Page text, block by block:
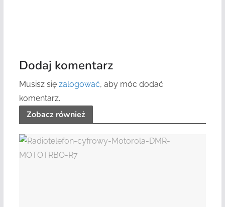
Dodaj komentarz
Musisz się zalogować, aby móc dodać
komentarz.
Zobacz również